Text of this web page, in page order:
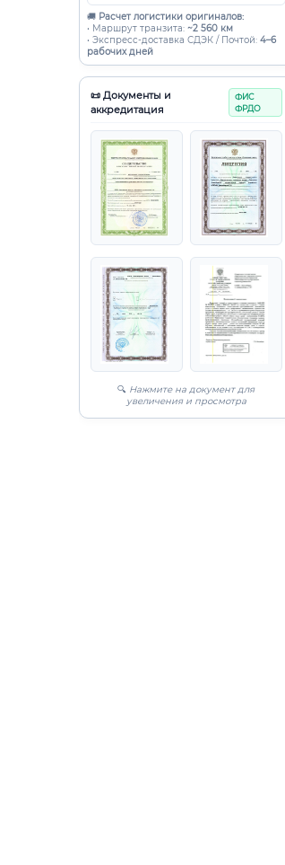
🚚 Расчет логистики оригиналов:
• Маршрут транзита: ~2 560 км
• Экспресс-доставка СДЭК / Почтой: 4–6
рабочих дней
📜 Документы и
аккредитация
ФИС
ФРДО
🔍 Нажмите на документ для
увеличения и просмотра